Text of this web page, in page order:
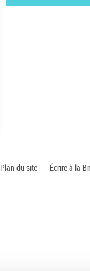
Plan du site | Écrire à la